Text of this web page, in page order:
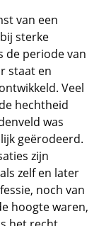
van een
sterke
de periode van
staat en
Veel
hechtheid
was
geërodeerd.
zijn
zelf en later
noch van
hoogte waren,